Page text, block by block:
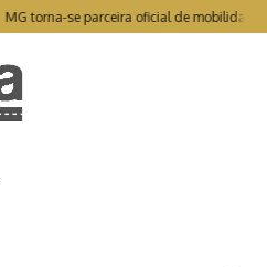
MG torna-se parceira oficial de mobilidade